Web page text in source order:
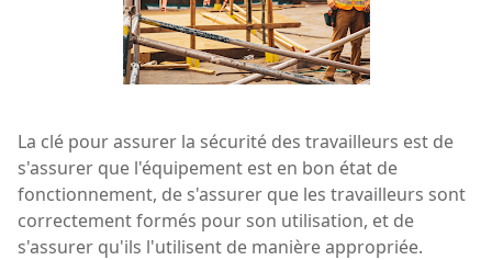
La clé pour assurer la sécurité des travailleurs est de
s'assurer que l'équipement est en bon état de
fonctionnement, de s'assurer que les travailleurs sont
correctement formés pour son utilisation, et de
s'assurer qu'ils l'utilisent de manière appropriée.